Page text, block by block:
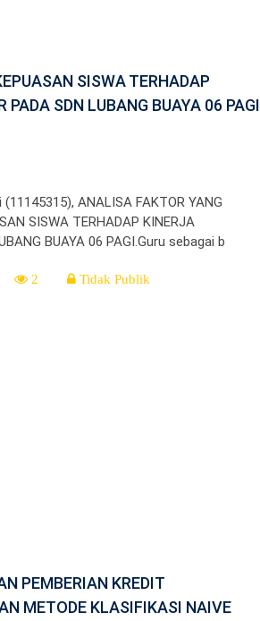
SISWA TERHADAP
PADA SDN LUBANG BUAYA 06 PAGI
ANALISA FAKTOR YANG
SISWA TERHADAP KINERJA
BUAYA 06 PAGI.Guru sebagai b
2 Tidak Publik
PEMBERIAN KREDIT
METODE KLASIFIKASI NAIVE